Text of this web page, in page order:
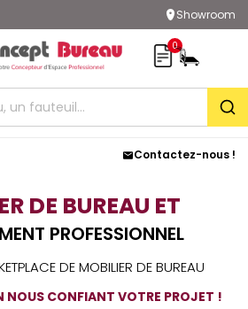
Showroom
0
Contactez-nous !
DE BUREAU ET
PROFESSIONNEL
DE MOBILIER DE BUREAU
NOUS CONFIANT VOTRE PROJET !